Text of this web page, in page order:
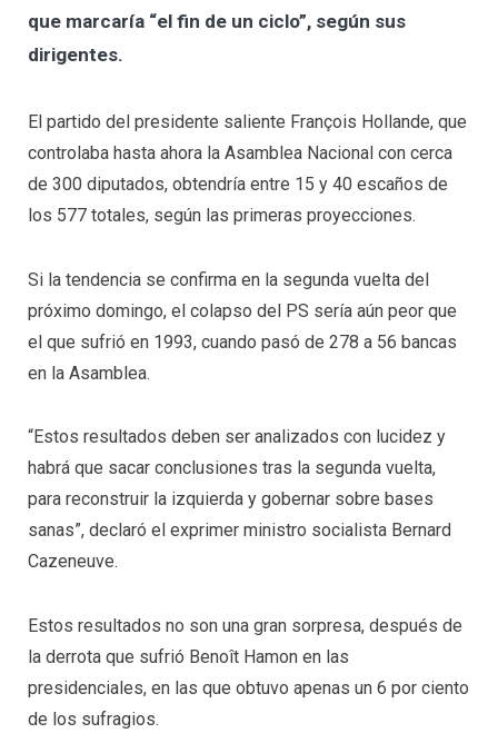
que marcaría “el fin de un ciclo”, según sus
dirigentes.
El partido del presidente saliente François Hollande, que
controlaba hasta ahora la Asamblea Nacional con cerca
de 300 diputados, obtendría entre 15 y 40 escaños de
los 577 totales, según las primeras proyecciones.
Si la tendencia se confirma en la segunda vuelta del
próximo domingo, el colapso del PS sería aún peor que
el que sufrió en 1993, cuando pasó de 278 a 56 bancas
en la Asamblea.
“Estos resultados deben ser analizados con lucidez y
habrá que sacar conclusiones tras la segunda vuelta,
para reconstruir la izquierda y gobernar sobre bases
sanas”, declaró el exprimer ministro socialista Bernard
Cazeneuve.
Estos resultados no son una gran sorpresa, después de
la derrota que sufrió Benoît Hamon en las
presidenciales, en las que obtuvo apenas un 6 por ciento
de los sufragios.